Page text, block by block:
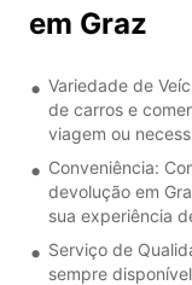
em Graz
Variedade de
de carros e
viagem ou
Conveniência:
devolução em
sua experiência
Serviço de
sempre